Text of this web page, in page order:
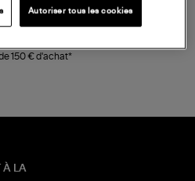
150 € d'achat*
À LA
Autoriser tous les cookies